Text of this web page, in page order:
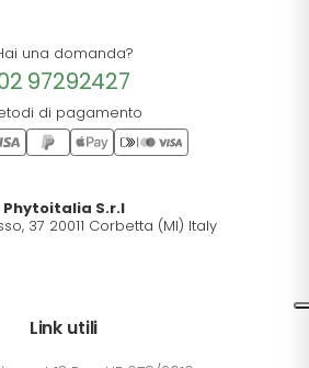
una domanda?
97292427
di pagamento
Phytoitalia S.r.l
37 20011 Corbetta (MI) Italy
Link utili